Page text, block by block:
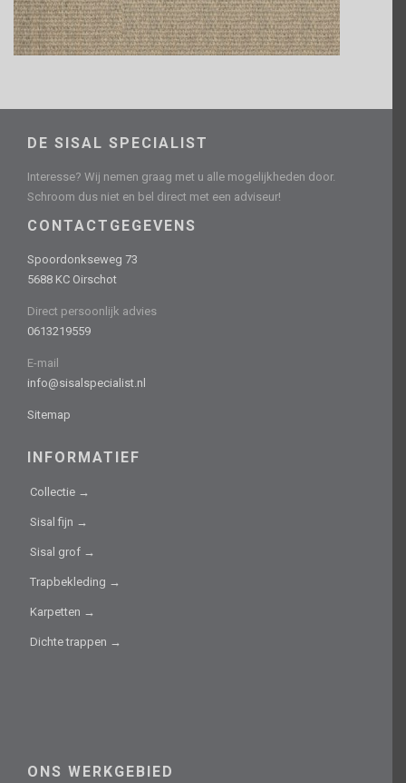
DE SISAL SPECIALIST
Interesse? Wij nemen graag met u alle mogelijkheden door.
Schroom dus niet en bel direct met een adviseur!
CONTACTGEGEVENS
Spoordonkseweg 73
5688 KC Oirschot
Direct persoonlijk advies
0613219559
E-mail
info@sisalspecialist.nl
Sitemap
INFORMATIEF
Collectie →
Sisal fijn →
Sisal grof →
Trapbekleding →
Karpetten →
Dichte trappen →
ONS WERKGEBIED